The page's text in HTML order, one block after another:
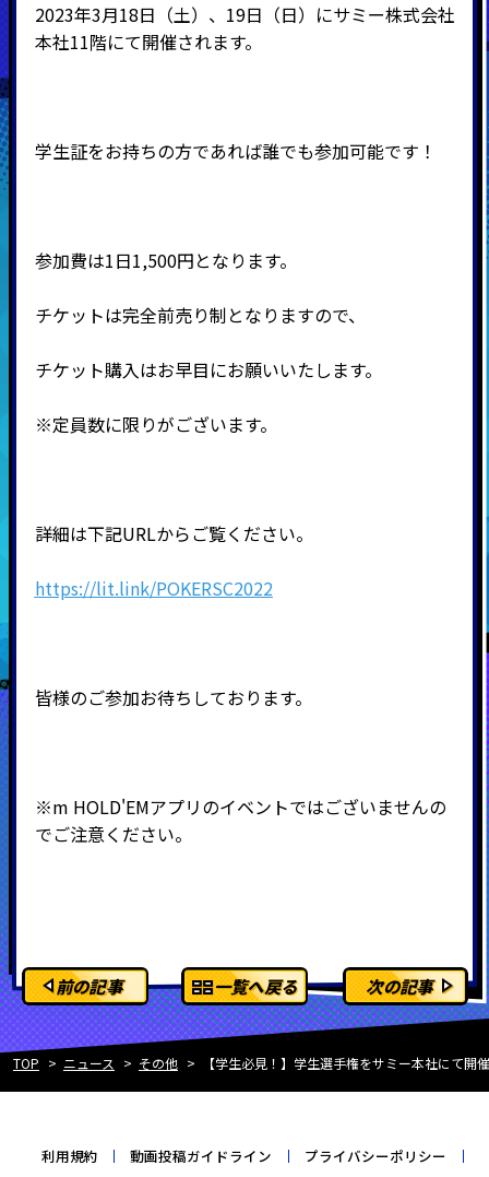
2023年3月18日（土）、 19日（日）にサミー株式会社
本社11階にて開催されます。
学生証をお持ちの方であれば誰でも参加可能です！
参加費は1日1,500円となります。
チケットは完全前売り制となりますので、
チケット購入はお早目にお願いいたします。
※定員数に限りがございます。
詳細は下記URLからご覧ください。
https://lit.link/POKERSC2022
皆様のご参加お待ちしております。
※m HOLD'EMアプリのイベントではございませんの
でご注意ください。
前の記事 一覧へ戻る 次の記事
TOP ニュース その他 【学生必見！】学生選手権をサミー本社にて
利用規約 動画投稿ガイドライン プライバシーポリシー